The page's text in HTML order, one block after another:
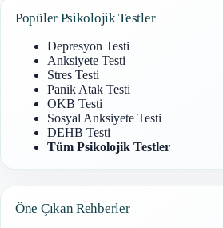
Popüler Psikolojik Testler
Depresyon Testi
Anksiyete Testi
Stres Testi
Panik Atak Testi
OKB Testi
Sosyal Anksiyete Testi
DEHB Testi
Tüm Psikolojik Testler
Öne Çıkan Rehberler